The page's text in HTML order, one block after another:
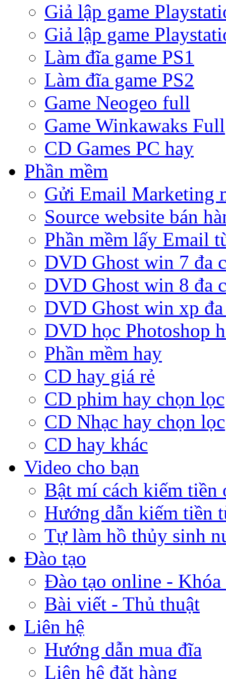
Giả lập game
Giả lập game
Làm đĩa game PS1
Làm đĩa game PS2
Game Neogeo full
Game Winkawaks Full
CD Games PC hay
Phần mềm
Gửi Email Marketing
Source website bán
Phần mềm lấy Email
DVD Ghost win 7 đa
DVD Ghost win 8 đa
DVD Ghost win xp
DVD học Photoshop
Phần mềm hay
CD hay giá rẻ
CD phim hay chọn lọc
CD Nhạc hay chọn lọc
CD hay khác
Video cho bạn
Bật mí cách kiếm tiền
Hướng dẫn kiếm tiền
Tự làm hồ thủy sinh
Đào tạo
Đào tạo online -
Bài viết - Thủ thuật
Liên hệ
Hướng dẫn mua đĩa
Liên hệ đặt hàng